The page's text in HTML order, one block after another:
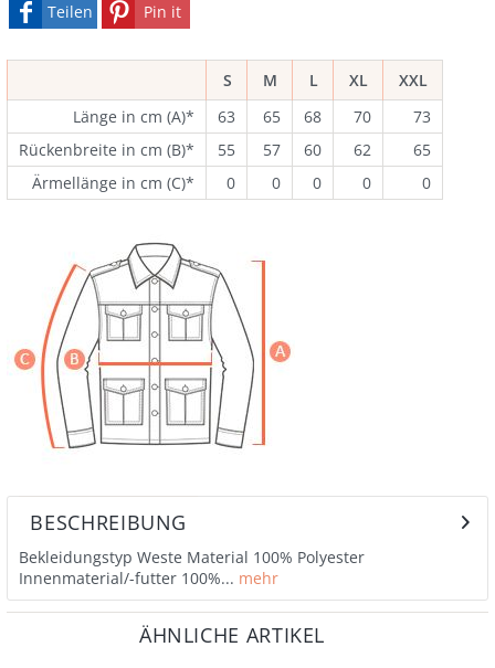
Teilen Pin it
S M L XL
XXL
Länge in cm (A)*
63 65 68 70
73
Rückenbreite in cm (B)*
55 57 60 62
65
Ärmellänge in cm (C)*
0 0 0 0 0
BESCHREIBUNG
Bekleidungstyp Weste Material 100% Polyester
Innenmaterial/-futter 100%... mehr
ÄHNLICHE ARTIKEL